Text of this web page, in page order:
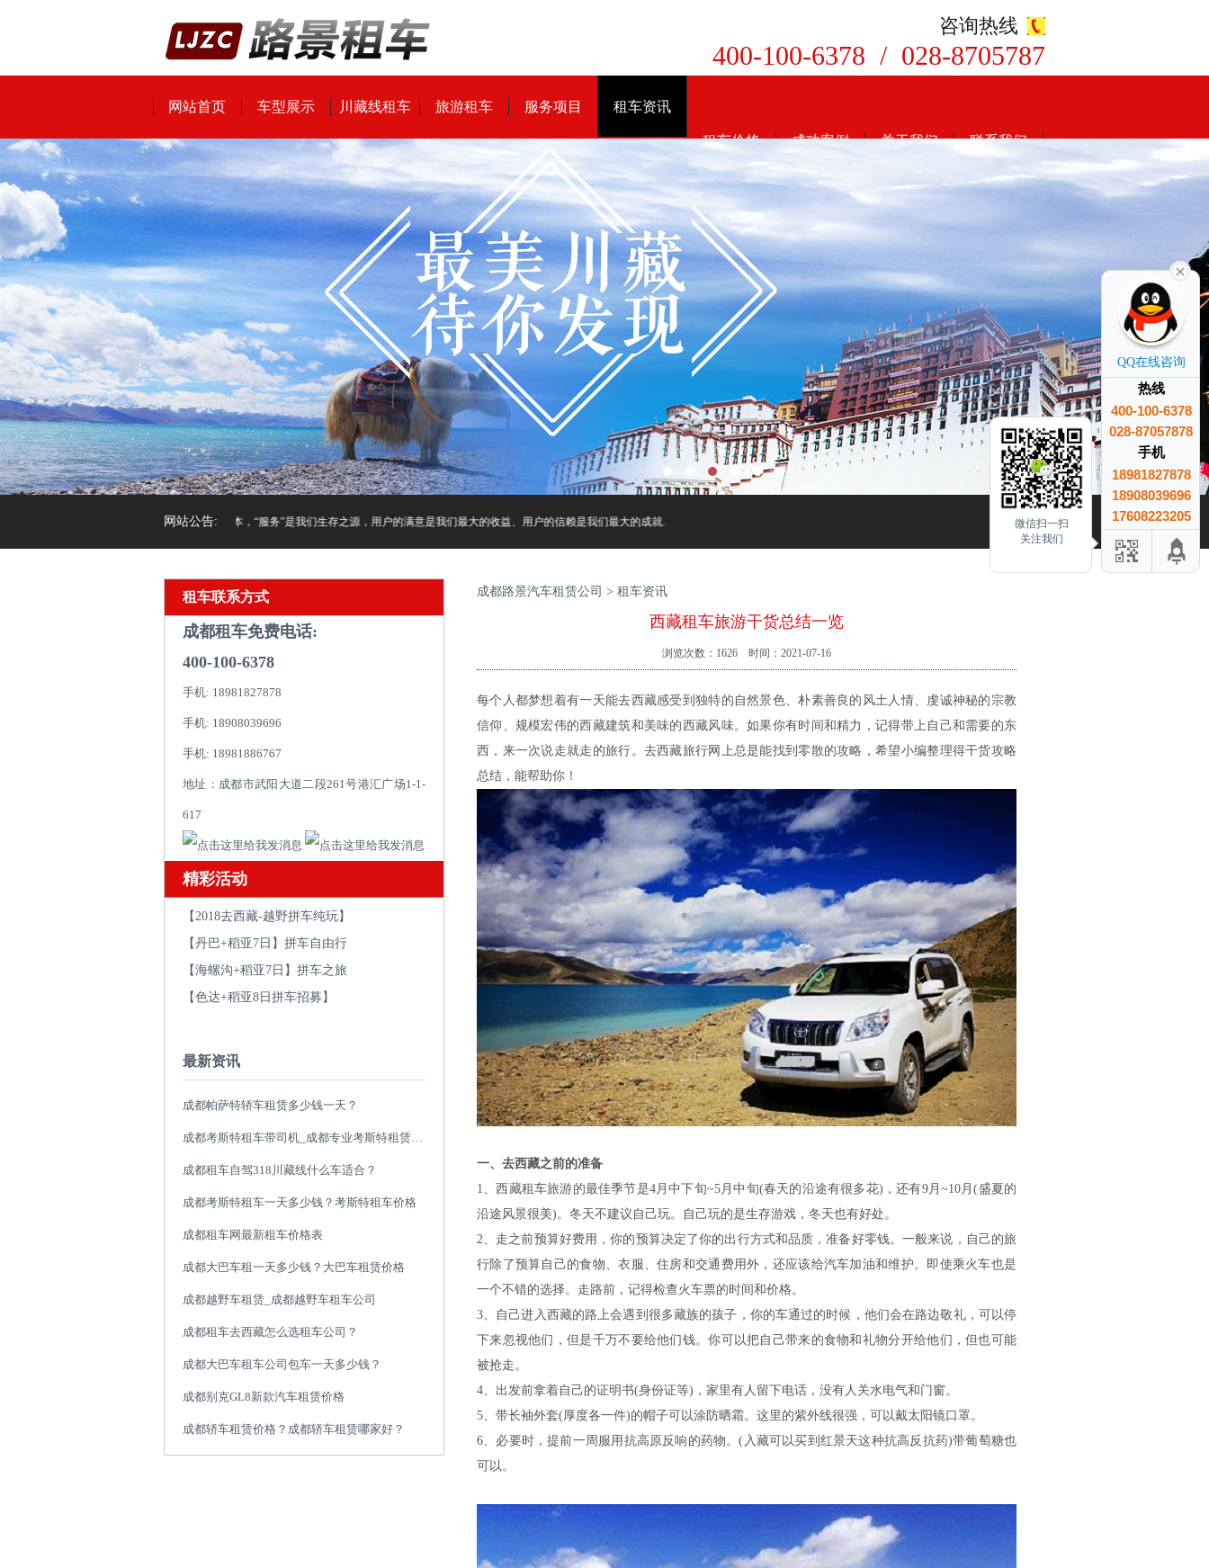
咨询热线
400-100-6378 / 028-8705787
网站首页 车型展示 川藏线租车 旅游租车 服务项目 租车资讯
租车价格 成功案例 关于我们 联系我们
网站公告:
“ 诚信”是我们立足之本，“服务”是我们生存之源，用户的满意是我们最大的收益、用户的信赖是我们最大的成就.
租车联系方式
成都租车免费电话:
400-100-6378
手机: 18981827878
手机: 18908039696
手机: 18981886767
地址：成都市武阳大道二段261号港汇广场1-1-
617
精彩活动
【2018去西藏-越野拼车纯玩】
【丹巴+稻亚7日】拼车自由行
【海螺沟+稻亚7日】拼车之旅
【色达+稻亚8日拼车招募】
最新资讯
成都帕萨特轿车租赁多少钱一天？
成都考斯特租车带司机_成都专业考斯特租赁平台
成都租车自驾318川藏线什么车适合？
成都考斯特租车一天多少钱？考斯特租车价格
成都租车网最新租车价格表
成都大巴车租一天多少钱？大巴车租赁价格
成都越野车租赁_成都越野车租车公司
成都租车去西藏怎么选租车公司？
成都大巴车租车公司包车一天多少钱？
成都别克GL8新款汽车租赁价格
成都轿车租赁价格？成都轿车租赁哪家好？
成都路景汽车租赁公司 > 租车资讯
西藏租车旅游干货总结一览
浏览次数： 1626 时间：2021-07-16
每个人都梦想着有一天能去西藏感受到独特的自然景色、朴素善良的风土人情、虔诚神秘的宗教
信仰、规模宏伟的西藏建筑和美味的西藏风味。如果你有时间和精力，记得带上自己和需要的东
西，来一次说走就走的旅行。去西藏旅行网上总是能找到零散的攻略，希望小编整理得干货攻略
总结，能帮助你！
一、去西藏之前的准备
1、西藏租车旅游的最佳季节是4月中下旬~5月中旬(春天的沿途有很多花)，还有9月~10月(盛夏的
沿途风景很美)。冬天不建议自己玩。自己玩的是生存游戏，冬天也有好处。
2、走之前预算好费用，你的预算决定了你的出行方式和品质，准备好零钱。一般来说，自己的旅
行除了预算自己的食物、衣服、住房和交通费用外，还应该给汽车加油和维护。即使乘火车也是
一个不错的选择。走路前，记得检查火车票的时间和价格。
3、自己进入西藏的路上会遇到很多藏族的孩子，你的车通过的时候，他们会在路边敬礼，可以停
下来忽视他们，但是千万不要给他们钱。你可以把自己带来的食物和礼物分开给他们，但也可能
被抢走。
4、出发前拿着自己的证明书(身份证等)，家里有人留下电话，没有人关水电气和门窗。
5、带长袖外套(厚度各一件)的帽子可以涂防晒霜。这里的紫外线很强，可以戴太阳镜口罩。
6、必要时，提前一周服用抗高原反响的药物。(入藏可以买到红景天这种抗高反抗药)带葡萄糖也
可以。
QQ在线咨询
热线
400-100-6378
028-87057878
手机
18981827878
18908039696
17608223205
微信扫一扫
关注我们